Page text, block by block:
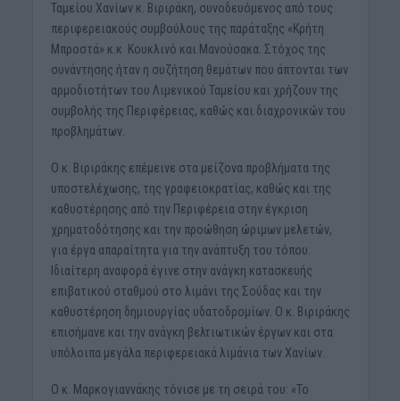
Ταμείου Χανίων κ. Βιριράκη, συνοδευόμενος από τους
περιφερειακούς συμβούλους της παράταξης «Κρήτη
Μπροστά» κ.κ Κουκλινό και Μανούσακα. Στόχος της
συνάντησης ήταν η συζήτηση θεμάτων που άπτονται των
αρμοδιοτήτων του Λιμενικού Ταμείου και χρήζουν της
συμβολής της Περιφέρειας, καθώς και διαχρονικών του
προβλημάτων.
Ο κ. Βιριράκης επέμεινε στα μείζονα προβλήματα της
υποστελέχωσης, της γραφειοκρατίας, καθώς και της
καθυστέρησης από την Περιφέρεια στην έγκριση
χρηματοδότησης και την προώθηση ώριμων μελετών,
για έργα απαραίτητα για την ανάπτυξη του τόπου.
Ιδιαίτερη αναφορά έγινε στην ανάγκη κατασκευής
επιβατικού σταθμού στο λιμάνι της Σούδας και την
καθυστέρηση δημιουργίας υδατοδρομίων. Ο κ. Βιριράκης
επισήμανε και την ανάγκη βελτιωτικών έργων και στα
υπόλοιπα μεγάλα περιφερειακά λιμάνια των Χανίων.
Ο κ. Μαρκογιαννάκης τόνισε με τη σειρά του: «Το